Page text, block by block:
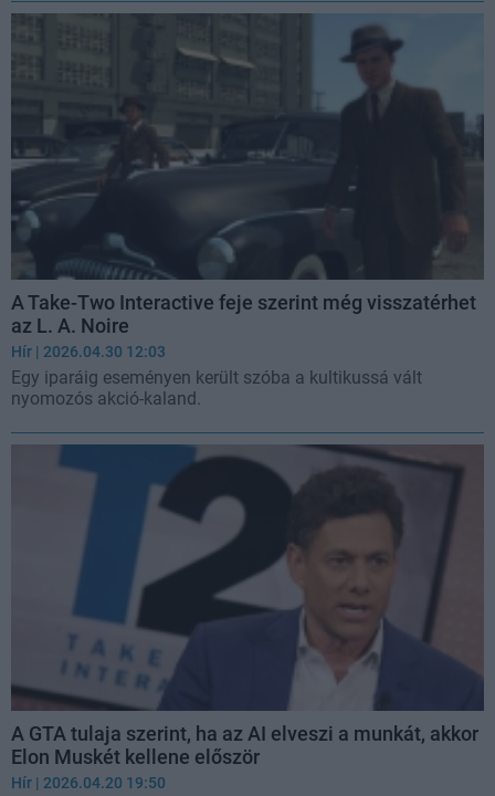
A Take-Two Interactive feje szerint még visszatérhet
az L. A. Noire
Hír | 2026.04.30 12:03
Egy iparáig eseményen került szóba a kultikussá vált
nyomozós akció-kaland.
A GTA tulaja szerint, ha az AI elveszi a munkát, akkor
Elon Muskét kellene először
Hír | 2026.04.20 19:50